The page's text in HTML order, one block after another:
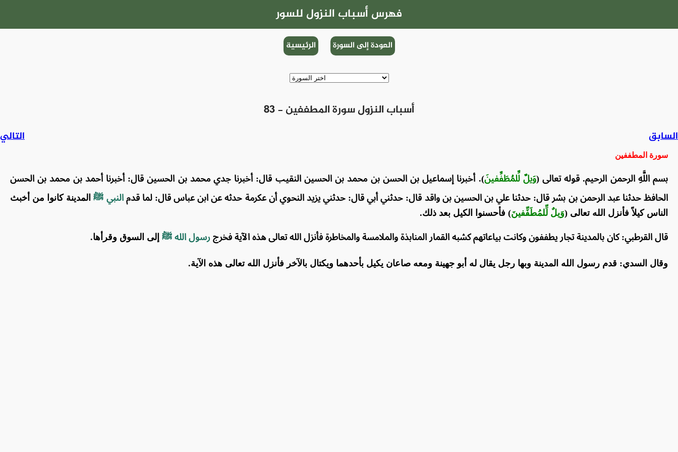
فهرس أسباب النزول للسور
الرئيسية العودة إلى السورة
83 - أسباب النزول سورة المطففين
التالي السابق
سورة المطففين
بسم اللَّهِ الرحمن الرحيم. قوله تعالى (وَيلٌ لِّلمُطَفِّفينَ). أخبرنا إسماعيل بن الحسن بن محمد بن الحسين النقيب قال: أخبرنا جدي محمد بن الحسين قال: أخبرنا أحمد بن محمد بن الحسن
الحافظ حدثنا عبد الرحمن بن بشر قال: حدثنا علي بن الحسين بن واقد قال: حدثني أبي قال: حدثني يزيد النحوي أن عكرمة حدثه عن ابن عباس قال: لما قدمالنبي ﷺ المدينة كانوا من أخبث
الناس كيلاً فأنزل الله تعالى (وَيلٌ لِّلمُطَفِّفينَ) فأحسنوا الكيل بعد ذلك.
قال القرطبي: كان بالمدينة تجار يطففون وكانت بياعاتهم كشبه القمار المنابذة والملامسة والمخاطرة فأنزل الله تعالى هذه الآية فخرج رسول الله ﷺ إلى السوق وقرأها.
وقال السدي: قدم رسول الله المدينة وبها رجل يقال له أبو جهينة ومعه صاعان يكيل بأحدهما ويكتال بالآخر فأنزل الله تعالى هذه الآية.